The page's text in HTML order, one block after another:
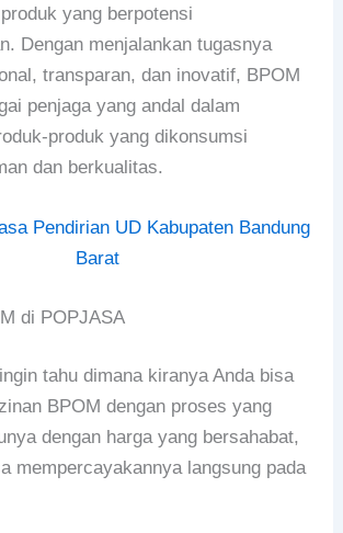
yang berpotensi
Dengan menjalankan tugasnya
transparan, dan inovatif, BPOM
penjaga yang andal dalam
produk yang dikonsumsi
dan berkualitas.
Pendirian UD Kabupaten Bandung
Barat
di POPJASA
tahu dimana kiranya Anda bisa
BPOM dengan proses yang
dengan harga yang bersahabat,
mempercayakannya langsung pada